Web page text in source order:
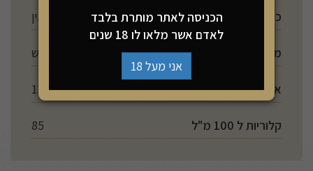
כשרות אין
מתיקות יבש
אלכוהול 12.5%
קלוריות ל 100 מ"ל 85
הכניסה לאתר מותרת בלבד
לאדם אשר מלאו לו 18 שנים
אני מעל 18